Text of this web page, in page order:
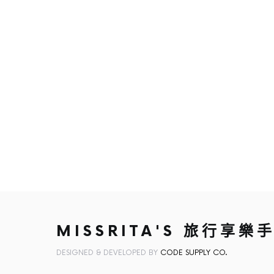
MISSRITA'S 旅行享樂
DESIGNED & DEVELOPED BY CODE SUPPLY CO.